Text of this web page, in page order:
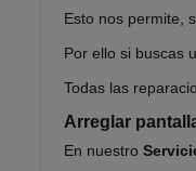
Esto nos permite,
Por ello si buscas
Todas las
Arreglar
En nuestro